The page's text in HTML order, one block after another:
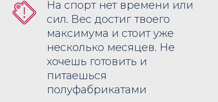
На спорт нет времени или
сил. Вес достиг твоего
максимума и стоит уже
несколько месяцев. Не
хочешь готовить и
питаешься
полуфабрикатами